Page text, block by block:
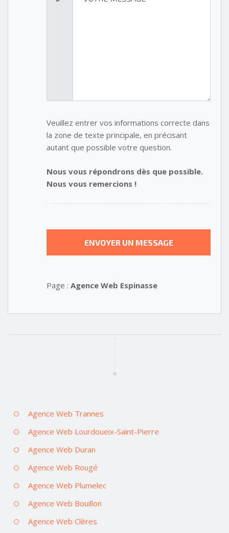
Veuillez entrer vos informations correcte dans
la zone de texte principale, en précisant
autant que possible votre question.
Nous vous répondrons dès que possible.
Nous vous remercions !
Page : Agence Web Espinasse
Agence Web Trannes
Agence Web Lourdoueix-Saint-Pierre
Agence Web Duran
Agence Web Rougé
Agence Web Plumelec
Agence Web Bouillon
Agence Web Clères